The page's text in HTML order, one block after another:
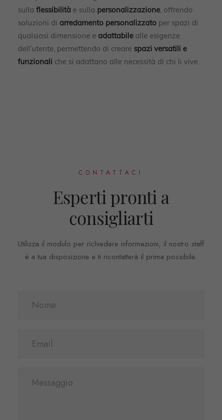
sulla flessibilità e sulla personalizzazione, offrendo
soluzioni di arredamento personalizzato per spazi di
qualsiasi dimensione e adattabile alle esigenze
dell’utente, permettendo di creare spazi versatili e
funzionali che si adattano alle necessità di chi li vive.
CONTATTACI
Esperti pronti a
consigliarti
Utilizza il modulo per richiedere informazioni, il nostro staff
è a tua disposizione e ti ricontatterà il prima possibile.